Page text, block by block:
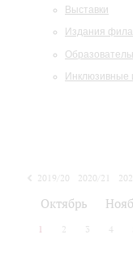
Выставки
Издания
Инклюзивные
2019/20 2020/21
Октябрь
1 2 3 4